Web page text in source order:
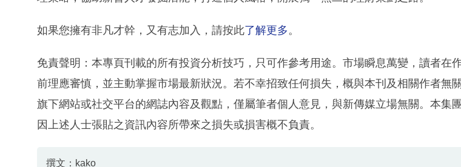
如果您擁有非凡才幹，又有志加入，請按此了解更多。
免責聲明：本專頁刊載的所有投資分析技巧，只可作參考用途。市場瞬息萬變，讀者在
前理應審慎，並主動掌握市場最新狀況。若不幸招致任何損失，概與本刊及相關作者無
旗下網站或社交平台的網誌內容及觀點，僅屬筆者個人意見，與新傳媒立場無關。本集
因上述人士張貼之資訊內容所帶來之損失或損害概不負責。
撰文：kako